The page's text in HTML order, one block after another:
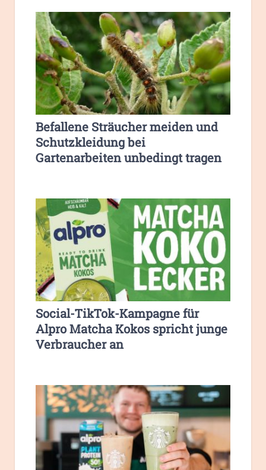
Befallene Sträucher meiden und
Schutzkleidung bei
Gartenarbeiten unbedingt tragen
Social-TikTok-Kampagne für
Alpro Matcha Kokos spricht junge
Verbraucher an